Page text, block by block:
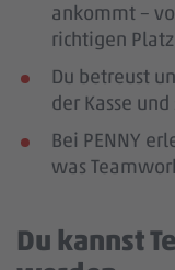
ankommt –
richtigen
Du betreust
der Kasse
Bei PENNY
was
Du kannst